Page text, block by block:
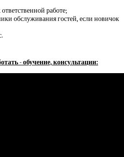
работе;
обслуживания гостей, если новичок
- обучение, консультации: